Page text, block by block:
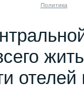
Политика
отелей